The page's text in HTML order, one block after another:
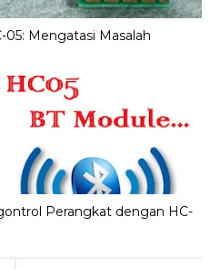
Mengatasi Masalah
Perangkat dengan HC-